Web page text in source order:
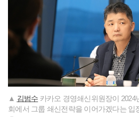
▲ 김범수 카카오 경영쇄신위원장이 2024
회에서 그룹 쇄신전략을 이어가겠다는 입